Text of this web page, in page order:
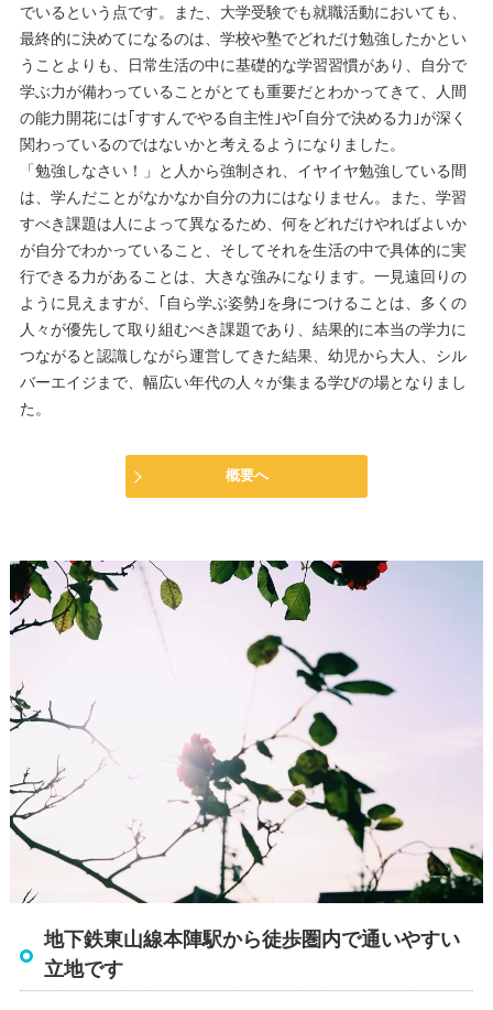
でいるという点です。また、大学受験でも就職活動においても、
最終的に決めてになるのは、学校や塾でどれだけ勉強したかとい
うことよりも、日常生活の中に基礎的な学習習慣があり、自分で
学ぶ力が備わっていることがとても重要だとわかってきて、人間
の能力開花には｢すすんでやる自主性｣や｢自分で決める力｣が深く
関わっているのではないかと考えるようになりました。
「勉強しなさい！」と人から強制され、イヤイヤ勉強している間
は、学んだことがなかなか自分の力にはなりません。また、学習
すべき課題は人によって異なるため、何をどれだけやればよいか
が自分でわかっていること、そしてそれを生活の中で具体的に実
行できる力があることは、大きな強みになります。一見遠回りの
ように見えますが、｢自ら学ぶ姿勢｣を身につけることは、多くの
人々が優先して取り組むべき課題であり、結果的に本当の学力に
つながると認識しながら運営してきた結果、幼児から大人、シル
バーエイジまで、幅広い年代の人々が集まる学びの場となりまし
た。
概要へ
地下鉄東山線本陣駅から徒歩圏内で通いやすい
立地です